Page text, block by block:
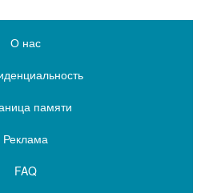
О нас
памяти
Реклама
FAQ